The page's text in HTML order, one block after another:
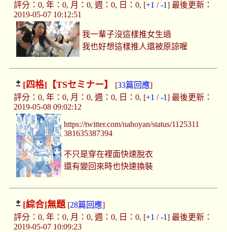
評分：0, 年：0, 月：0, 週：0, 日：0, [+1 /-1] 最後更新：
2019-05-07 10:12:51
我一輩子沒這樣推女生過
我也好想這樣推人還被原諒喔
[四格] 【TSセミナー】 [33篇回應]
評分：0, 年：0, 月：0, 週：0, 日：0, [+1 /-1] 最後更新：
2019-05-08 09:02:12
https://twitter.com/nahoyan/status/1125311
381635387394
不只是穿在裡面快速脫衣
還有變回來時也快速換裝
[綜合]無題[28篇回應]
評分：0, 年：0, 月：0, 週：0, 日：0, [+1 /-1] 最後更新：
2019-05-07 10:09:23